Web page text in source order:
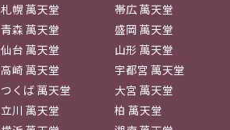
札幌 萬天堂
帯広 萬天堂
青森 萬天堂
盛岡 萬天堂
仙台 萬天堂
山形 萬天堂
高崎 萬天堂
宇都宮 萬天堂
つくば 萬天堂
大宮 萬天堂
立川 萬天堂
柏 萬天堂